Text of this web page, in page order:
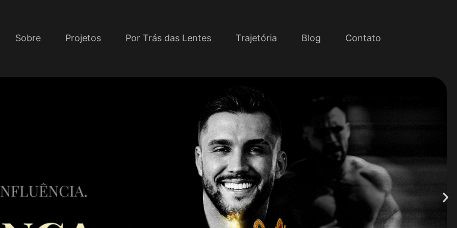
Sobre Projetos Por Trás das Lentes Trajetória Blog Contato